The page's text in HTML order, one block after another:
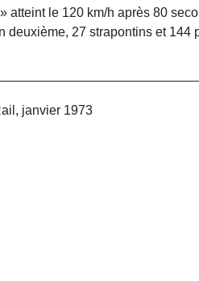
atteint le 120 km/h après 80
deuxième, 27 strapontins et 144
janvier 1973